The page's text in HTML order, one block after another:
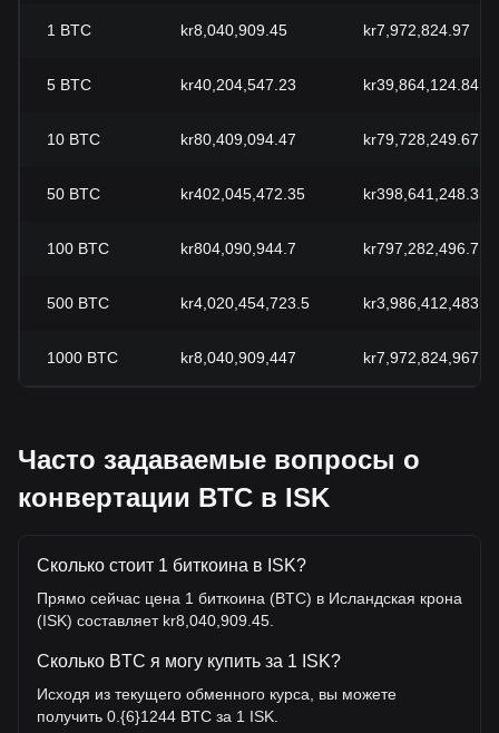
1 BTC kr8,040,909.45 kr7,972,824.97
5 BTC kr40,204,547.23 kr39,864,124.84
10 BTC kr80,409,094.47 kr79,728,249.67
50 BTC kr402,045,472.35 kr398,641,248.35
100 BTC kr804,090,944.7 kr797,282,496.7
500 BTC kr4,020,454,723.5 kr3,986,412,483.5
1000 BTC kr8,040,909,447 kr7,972,824,967
Часто задаваемые вопросы о
конвертации BTC в ISK
Сколько стоит 1 биткоина в ISK?
Прямо сейчас цена 1 биткоина (BTC) в Исландская крона
(ISK) составляет kr8,040,909.45.
Сколько BTC я могу купить за 1 ISK?
Исходя из текущего обменного курса, вы можете
получить 0.{6}1244 BTC за 1 ISK.